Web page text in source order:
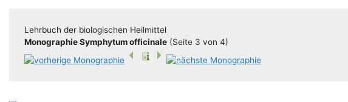
Lehr­buch der bio­lo­gi­schen Heilmittel
Mono­gra­phie Sym­phy­tum offi­ci­na­le (Sei­te 3 von 4)